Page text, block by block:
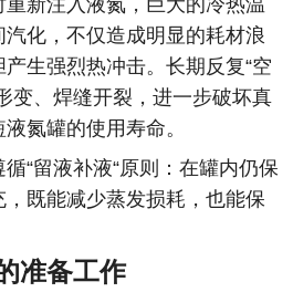
化，不仅造成明显的耗材浪
生强烈热冲击。长期反复“空
变、焊缝开裂，进一步破坏真
氮罐的使用寿命。
“留液补液“原则：在罐内仍保
既能减少蒸发损耗，也能保
准备工作